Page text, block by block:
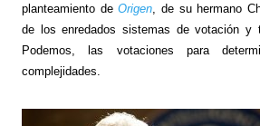
planteamiento deOrigen , de su hermano
de los enredados sistemas de votación y
Podemos, las votaciones para
complejidades.